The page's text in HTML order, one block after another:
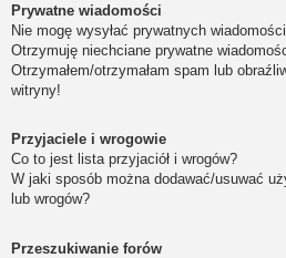
Prywatne wiadomości
Nie mogę wysyłać prywatnych
Otrzymuję niechciane prywatne
Otrzymałem/otrzymałam spam lub
witryny!
Przyjaciele i wrogowie
Co to jest lista przyjaciół i wrogów?
W jaki sposób można dodawać/usuwać
lub wrogów?
Przeszukiwanie forów